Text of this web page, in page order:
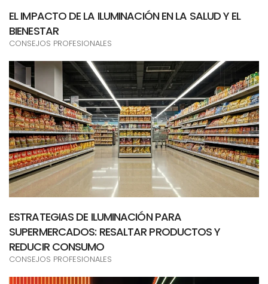
EL IMPACTO DE LA ILUMINACIÓN EN LA SALUD Y EL
BIENESTAR
CONSEJOS PROFESIONALES
ESTRATEGIAS DE ILUMINACIÓN PARA
SUPERMERCADOS: RESALTAR PRODUCTOS Y
REDUCIR CONSUMO
CONSEJOS PROFESIONALES